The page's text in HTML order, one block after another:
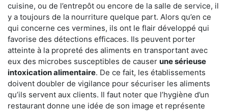
cuisine, ou de l’entrepôt ou encore de la salle de service, il
y a toujours de la nourriture quelque part. Alors qu’en ce
qui concerne ces vermines, ils ont le flair développé qui
favorise des détections efficaces. Ils peuvent porter
atteinte à la propreté des aliments en transportant avec
eux des microbes susceptibles de causer une sérieuse
intoxication alimentaire. De ce fait, les établissements
doivent doubler de vigilance pour sécuriser les aliments
qu’ils servent aux clients. Il faut noter que l’hygiène d’un
restaurant donne une idée de son image et représente